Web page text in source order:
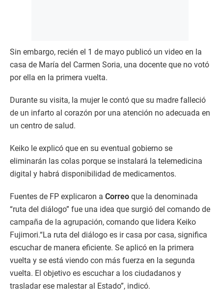
Sin embargo, recién el 1 de mayo publicó un video en la
casa de María del Carmen Soria, una docente que no votó
por ella en la primera vuelta.
Durante su visita, la mujer le contó que su madre falleció
de un infarto al corazón por una atención no adecuada en
un centro de salud.
Keiko le explicó que en su eventual gobierno se
eliminarán las colas porque se instalará la telemedicina
digital y habrá disponibilidad de medicamentos.
Fuentes de FP explicaron a Correo que la denominada
“ruta del diálogo” fue una idea que surgió del comando de
campaña de la agrupación, comando que lidera Keiko
Fujimori.“La ruta del diálogo es ir casa por casa, significa
escuchar de manera eficiente. Se aplicó en la primera
vuelta y se está viendo con más fuerza en la segunda
vuelta. El objetivo es escuchar a los ciudadanos y
trasladar ese malestar al Estado”, indicó.